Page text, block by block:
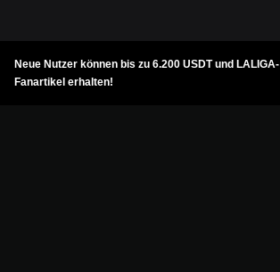
Neue Nutzer können bis zu 6.200 USDT und LALIGA-
Fanartikel erhalten!